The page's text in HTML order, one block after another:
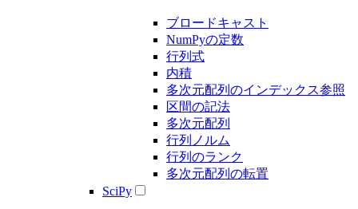
ブロードキャスト
NumPyの定数
行列式
内積
多次元配列のインデックス参照
区間の記法
多次元配列
行列ノルム
行列のランク
多次元配列の転置
SciPy